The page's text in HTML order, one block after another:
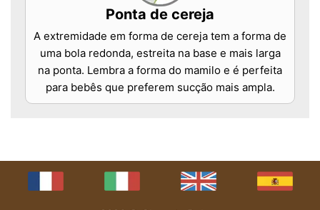
Ponta de cereja
A extremidade em forma de cereja tem a forma de
uma bola redonda, estreita na base e mais larga
na ponta. Lembra a forma do mamilo e é perfeita
para bebês que preferem sucção mais ampla.